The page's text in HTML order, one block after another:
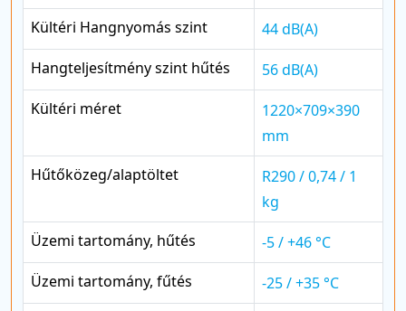
Kültéri Hangnyomás szint
44 dB(A)
Hangteljesítmény szint hűtés
56 dB(A)
Kültéri méret
1220×709×390
mm
Hűtőközeg/alaptöltet
R290 / 0,74 / 1
kg
Üzemi tartomány, hűtés
-5 / +46 °C
Üzemi tartomány, fűtés
-25 / +35 °C